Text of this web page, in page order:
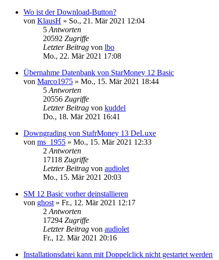
Wo ist der Download-Button?
von KlausH » So., 21. Mär 2021 12:04
5 Antworten
20592 Zugriffe
Letzter Beitrag von lbo
Mo., 22. Mär 2021 17:08
Übernahme Datenbank von StarMoney 12 Basic
von Marco1975 » Mo., 15. Mär 2021 18:44
5 Antworten
20556 Zugriffe
Letzter Beitrag von kuddel
Do., 18. Mär 2021 16:41
Downgrading von StafrMoney 13 DeLuxe
von ms_1955 » Mo., 15. Mär 2021 12:33
2 Antworten
17118 Zugriffe
Letzter Beitrag von audiolet
Mo., 15. Mär 2021 20:03
SM 12 Basic vorher deinstallieren
von ghost » Fr., 12. Mär 2021 12:17
2 Antworten
17294 Zugriffe
Letzter Beitrag von audiolet
Fr., 12. Mär 2021 20:16
Installationsdatei kann mit Doppelclick nicht gestartet werden